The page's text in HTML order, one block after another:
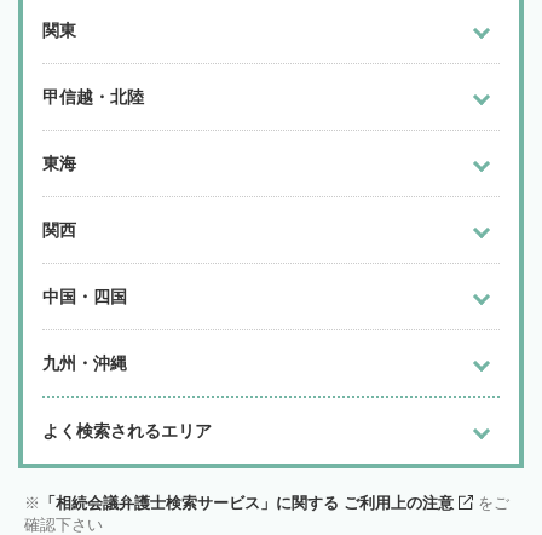
関東
甲信越・北陸
東海
関西
中国・四国
九州・沖縄
よく検索されるエリア
「相続会議弁護士検索サービス」に関する ご利用上の注意
をご
確認下さい